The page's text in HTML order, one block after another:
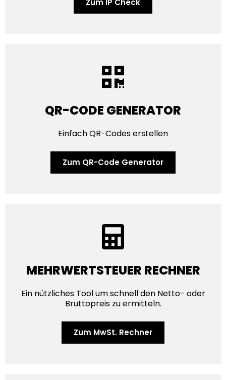
Zum IP Check
QR-CODE GENERATOR
Einfach QR-Codes erstellen
Zum QR-Code Generator
MEHRWERTSTEUER RECHNER
Ein nützliches Tool um schnell den Netto- oder
Bruttopreis zu ermitteln.
Zum MwSt. Rechner